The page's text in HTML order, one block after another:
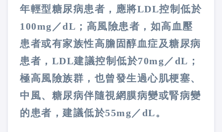
年輕型糖尿病患者，應將LDL控制低於
100mg ／dL ；高風險患者，如高血壓
患者或有家族性高膽固醇血症及糖尿病
患者， LDL建議控制低於70mg ／dL ；
極高風險族群，也曾發生過心肌梗塞、
中風、糖尿病伴隨視網膜病變或腎病變
的患者，建議低於55mg ／dL。